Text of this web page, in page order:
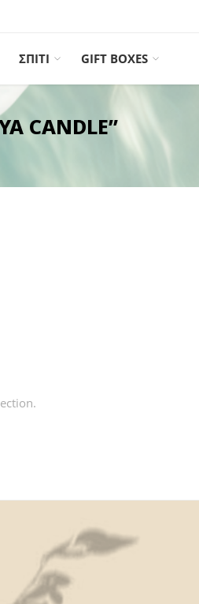
ΣΠΙΤΙ GIFT BOXES
CANDLE”